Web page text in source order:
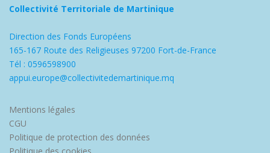
Collectivité Territoriale de Martinique
Direction des Fonds Européens
165-167 Route des Religieuses 97200 Fort-de-France
Tél : 0596598900
appui.europe@collectivitedemartinique.mq
Mentions légales
CGU
Politique de protection des données